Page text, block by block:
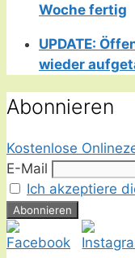
Woche fertig
UPDATE:
wieder
Abonnieren
Kostenlose
E-Mail
Ich akzeptiere